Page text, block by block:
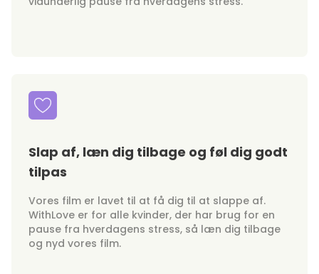
Slap af, læn dig tilbage og føl dig godt
tilpas
Vores film er lavet til at få dig til at slappe af.
WithLove er for alle kvinder, der har brug for en
pause fra hverdagens stress, så læn dig tilbage
og nyd vores film.